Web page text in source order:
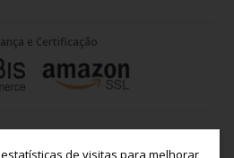
de visitas para melhorar
e Certificação
Jundiaí - SP - CEP: 13201-001